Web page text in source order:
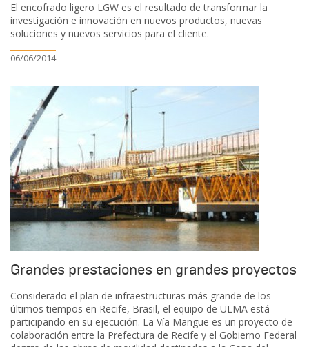
El encofrado ligero LGW es el resultado de transformar la
investigación e innovación en nuevos productos, nuevas
soluciones y nuevos servicios para el cliente.
06/06/2014
Grandes prestaciones en grandes proyectos
Considerado el plan de infraestructuras más grande de los
últimos tiempos en Recife, Brasil, el equipo de ULMA está
participando en su ejecución. La Vía Mangue es un proyecto de
colaboración entre la Prefectura de Recife y el Gobierno Federal